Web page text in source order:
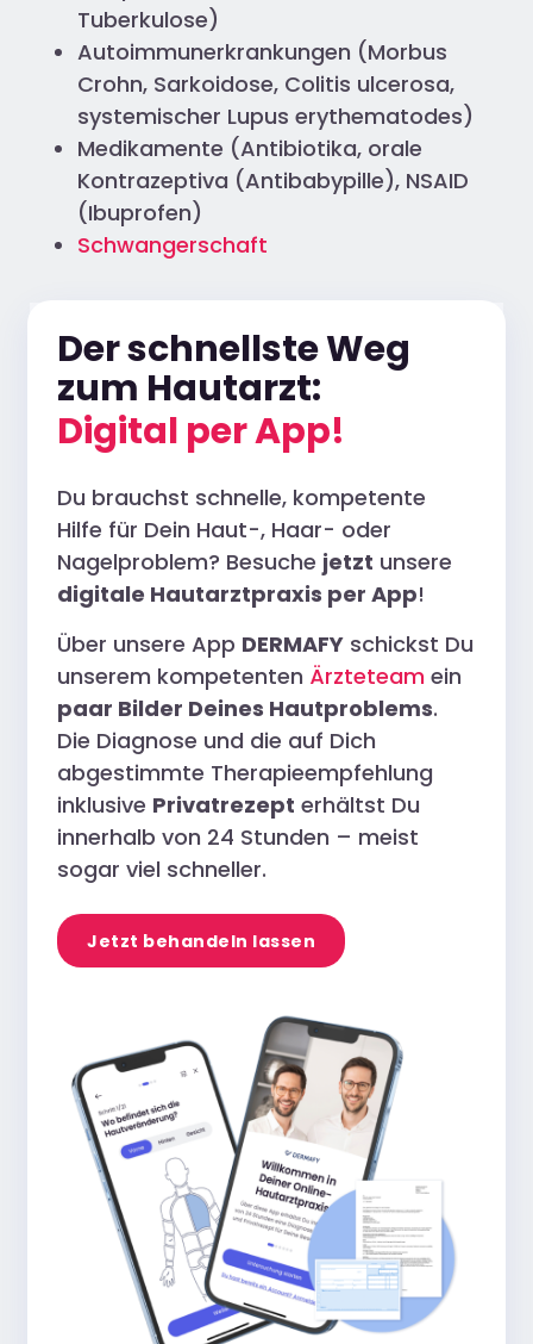
Tuberkulose)
Autoimmunerkrankungen (Morbus
Crohn, Sarkoidose, Colitis ulcerosa,
systemischer Lupus erythematodes)
Medikamente (Antibiotika, orale
Kontrazeptiva (Antibabypille), NSAID
(Ibuprofen)
Schwangerschaft
Der schnellste Weg
zum Hautarzt:
Digital per App!
Du brauchst schnelle, kompetente
Hilfe für Dein Haut-, Haar- oder
Nagelproblem? Besuche jetzt unsere
digitale Hautarztpraxis per App!
Über unsere App DERMAFY schickst Du
unserem kompetenten Ärzteteam ein
paar Bilder Deines Hautproblems.
Die Diagnose und die auf Dich
abgestimmte Therapieempfehlung
inklusive Privatrezept erhältst Du
innerhalb von 24 Stunden – meist
sogar viel schneller.
Jetzt behandeln lassen